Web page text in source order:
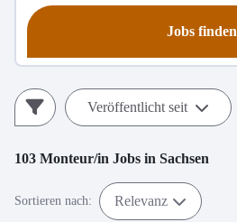
Jobs finden
Veröffentlicht seit
103 Monteur/in Jobs in Sachsen
Sortieren nach: Relevanz